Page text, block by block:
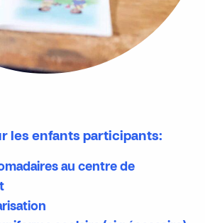
les enfants participants:
au centre de